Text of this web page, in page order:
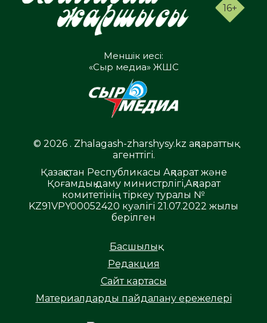
16+
Меншік иесі:
«Сыр медиа» ЖШС
© 2026 . Zhalagash-zharshysy.kz ақпараттық
агенттігі.
Қазақстан Республикасы Ақпарат және
Қоғамдық даму министрлігі,Ақпарат
комитетінің тіркеу туралы №
KZ91VPY00052420 куәлігі 21.07.2022 жылы
берілген
Басшылық
Редакция
Сайт картасы
Материалдарды пайдалану ережелері